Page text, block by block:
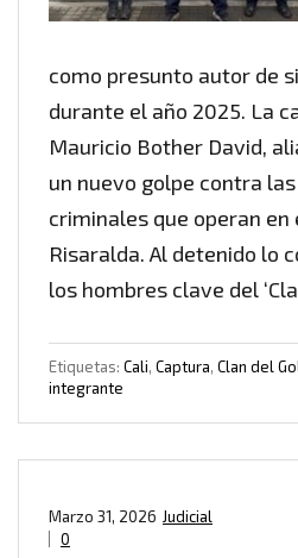
como presunto autor de
durante el año 2025. La
Mauricio Bother David,
un nuevo golpe contra
criminales que operan en
Risaralda. Al detenido lo
los hombres clave del
Etiquetas: Cali, Captura, Clan del
integrante
Judicial
Marzo 31, 2026
0